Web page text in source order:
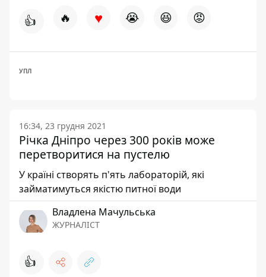
👍 🔥 ♥ 😭 😆 😡
УПЛ
16:34, 23 грудня 2021
Річка Дніпро через 300 років може
перетворитися на пустелю
У країні створять п'ять лабораторій, які
займатимуться якістю питної води
Владлена Мачульська
ЖУРНАЛІСТ
👍